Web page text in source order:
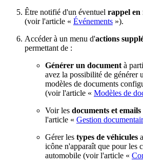
Être notifié d'un éventuel rappel en
(voir l'article « Événements »).
Accéder à un menu d'actions
permettant de :
Générer un document à
avez la possibilité de générer
modèles de documents
(voir l'article « Modèles de
Voir les documents et emails
l'article « Gestion
Gérer les types de véhicules
icône n'apparaît que pour les
automobile (voir l'article «